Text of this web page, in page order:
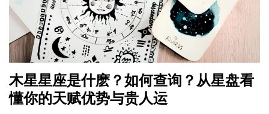
木星星座是什麽？如何查询？从星盘看
懂你的天赋优势与贵人运